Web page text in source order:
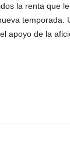
la renta que
temporada.
apoyo de la